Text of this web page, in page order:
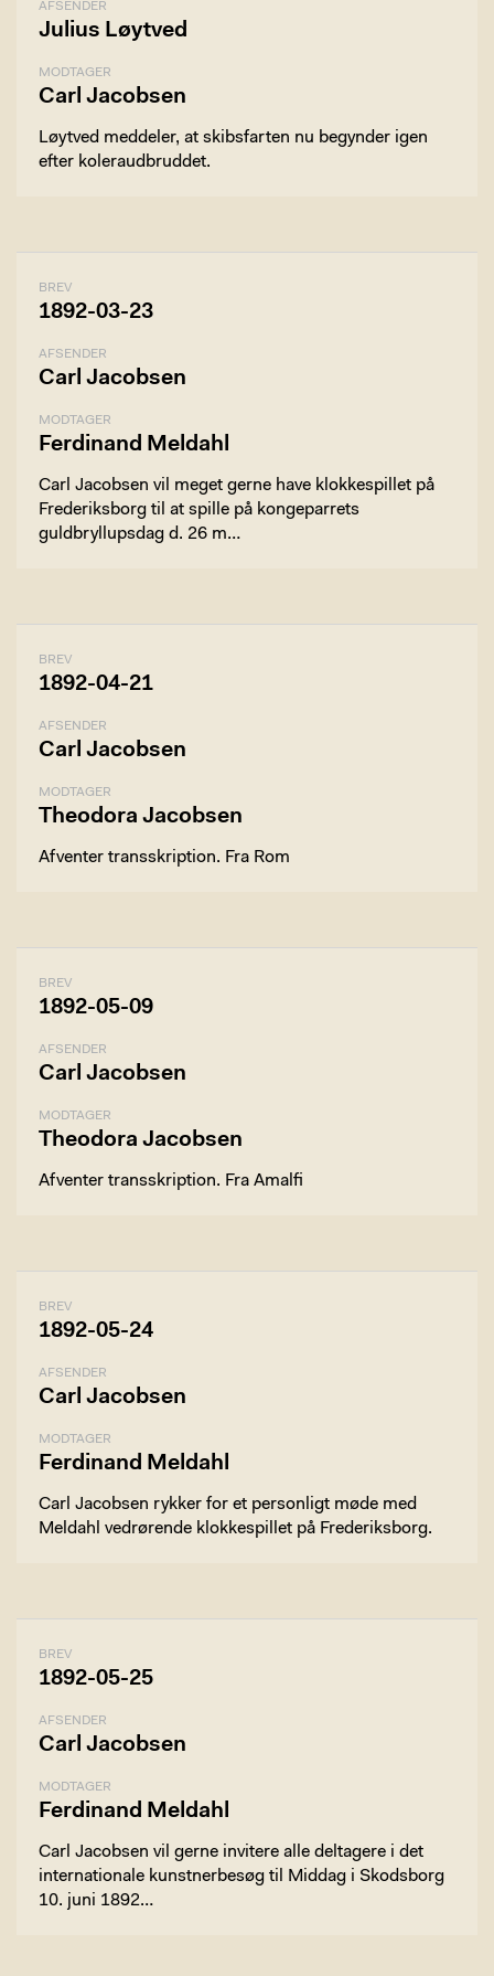
AFSENDER
Julius Løytved
MODTAGER
Carl Jacobsen
Løytved meddeler, at skibsfarten nu begynder igen
efter koleraudbruddet.
BREV
1892-03-23
AFSENDER
Carl Jacobsen
MODTAGER
Ferdinand Meldahl
Carl Jacobsen vil meget gerne have klokkespillet på
Frederiksborg til at spille på kongeparrets
guldbryllupsdag d. 26 m…
BREV
1892-04-21
AFSENDER
Carl Jacobsen
MODTAGER
Theodora Jacobsen
Afventer transskription. Fra Rom
BREV
1892-05-09
AFSENDER
Carl Jacobsen
MODTAGER
Theodora Jacobsen
Afventer transskription. Fra Amalfi
BREV
1892-05-24
AFSENDER
Carl Jacobsen
MODTAGER
Ferdinand Meldahl
Carl Jacobsen rykker for et personligt møde med
Meldahl vedrørende klokkespillet på Frederiksborg.
BREV
1892-05-25
AFSENDER
Carl Jacobsen
MODTAGER
Ferdinand Meldahl
Carl Jacobsen vil gerne invitere alle deltagere i det
internationale kunstnerbesøg til Middag i Skodsborg
10. juni 1892…